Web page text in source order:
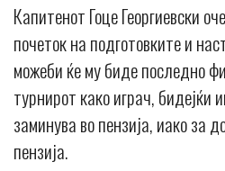
Капитенот Гоце Георгиевски
почеток на подготовките и
можеби ќе му биде последно
турнирот како играч, бидејќи
заминува во пензија, иако за
пензија.